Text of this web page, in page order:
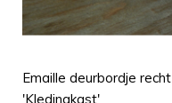
Emaille deurbordje recht
'Kledingkast'